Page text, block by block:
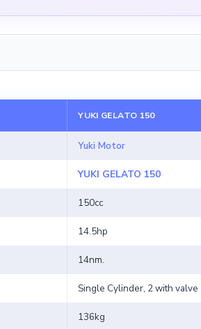
YUKI GELATO 150
Yuki Motor
YUKI GELATO 150
150cc
14.5hp
14nm.
Single Cylinder, 2 with valve
136kg